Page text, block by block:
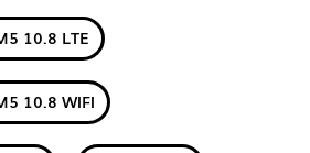
10.8 LTE
10.8 WIFI